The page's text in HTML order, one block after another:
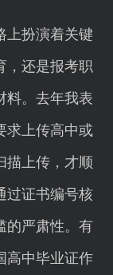
上扮演着关键
，还是报考职
料。去年我表
求上传高中或
描上传，才顺
过证书编号核
的严肃性。有
高中毕业证作